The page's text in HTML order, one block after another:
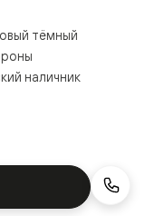
тёмный
наличник